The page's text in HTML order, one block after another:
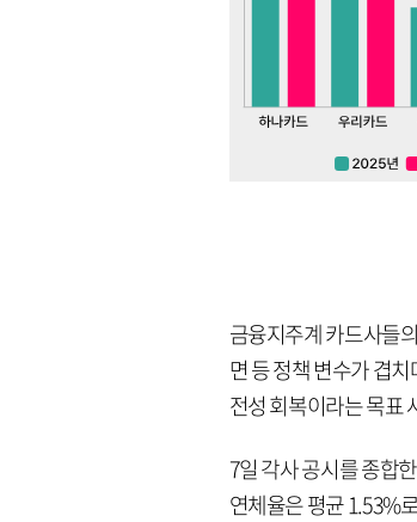
금융지주계 카드사들
면 등 정책 변수가 겹
전성 회복이라는 목표
7일 각사 공시를 종합
연체율은 평균 1.53%